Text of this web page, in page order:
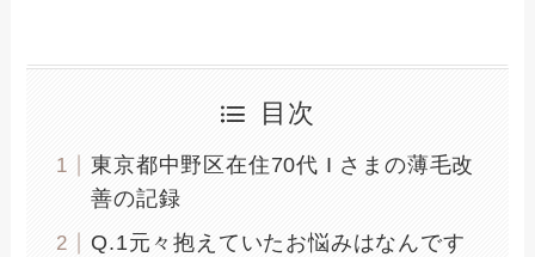
目次
東京都中野区在住70代 I さまの薄毛改
善の記録
Q.1元々抱えていたお悩みはなんです